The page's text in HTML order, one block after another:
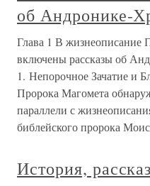
об Андронике-
Глава 1 В жизнеописание
включены рассказы об
1. Непорочное Зачатие и
Пророка Магомета
параллели с
библейского пророка
История,